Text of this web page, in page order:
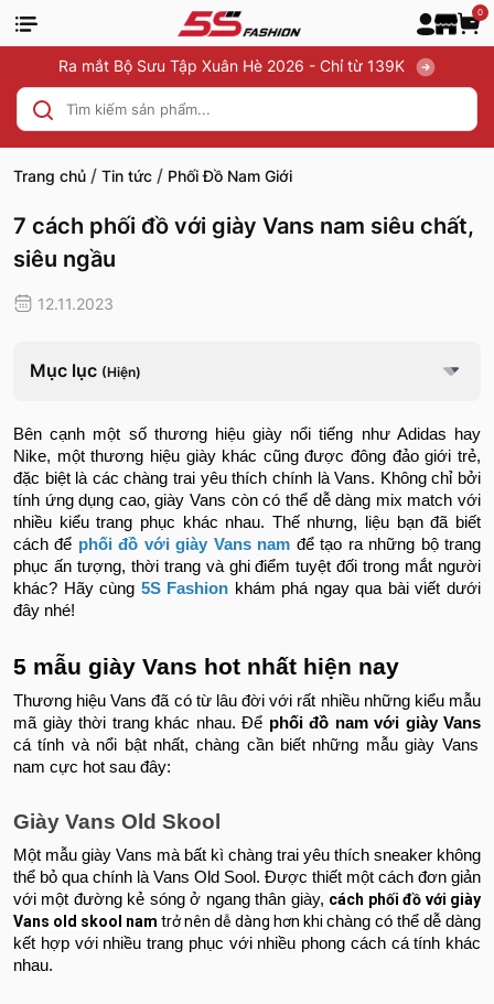
0
Ra mắt Bộ Sưu Tập Xuân Hè 2026 - Chỉ từ 139K
Trang chủ / Tin tức / Phối Đồ Nam Giới
7 cách phối đồ với giày Vans nam siêu chất,
siêu ngầu
12.11.2023
Mục lục (Hiện)
Bên cạnh một số thương hiệu giày nổi tiếng như Adidas hay
Nike, một thương hiệu giày khác cũng được đông đảo giới trẻ,
đặc biệt là các chàng trai yêu thích chính là Vans. Không chỉ bởi
tính ứng dụng cao, giày Vans còn có thể dễ dàng mix match với
nhiều kiểu trang phục khác nhau. Thế nhưng, liệu bạn đã biết
cách để phối đồ với giày Vans nam để tạo ra những bộ trang
phục ấn tượng, thời trang và ghi điểm tuyệt đối trong mắt người
khác? Hãy cùng 5S Fashion khám phá ngay qua bài viết dưới
đây nhé!
5 mẫu giày Vans hot nhất hiện nay
Thương hiệu Vans đã có từ lâu đời với rất nhiều những kiểu mẫu
mã giày thời trang khác nhau. Để phối đồ nam với giày Vans
cá tính và nổi bật nhất, chàng cần biết những mẫu giày Vans
nam cực hot sau đây:
Giày Vans Old Skool
Một mẫu giày Vans mà bất kì chàng trai yêu thích sneaker không
thể bỏ qua chính là Vans Old Sool. Được thiết một cách đơn giản
với một đường kẻ sóng ở ngang thân giày, cách phối đồ với giày
Vans old skool nam trở nên dễ dàng hơn khi chàng có thể dễ dàng
kết hợp với nhiều trang phục với nhiều phong cách cá tính khác
nhau.